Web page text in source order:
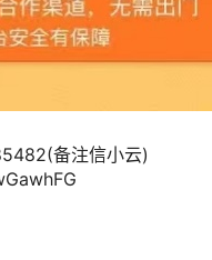
备注信小云)